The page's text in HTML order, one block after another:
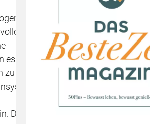
ist
es dir
zu
Diese